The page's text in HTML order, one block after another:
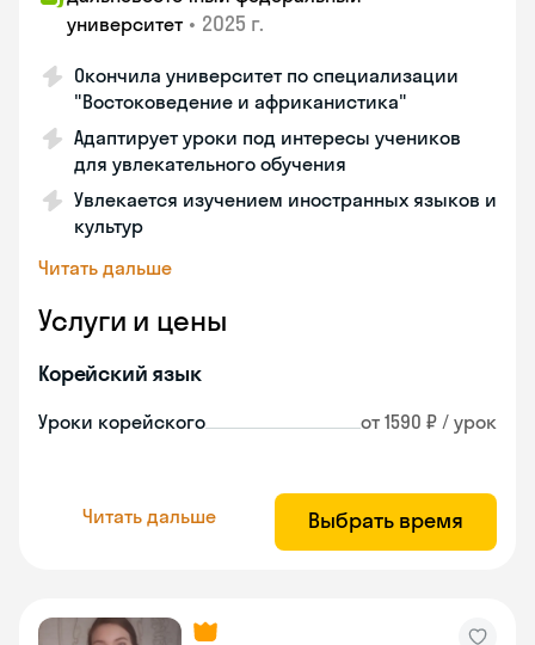
университет • 2025 г.
Окончила университет по специализации
"Востоковедение и африканистика"
Адаптирует уроки под интересы учеников
для увлекательного обучения
Увлекается изучением иностранных языков и
культур
Читать дальше
Услуги и цены
Корейский язык
Уроки корейского от 1590 ₽ / урок
Читать дальше Выбрать время